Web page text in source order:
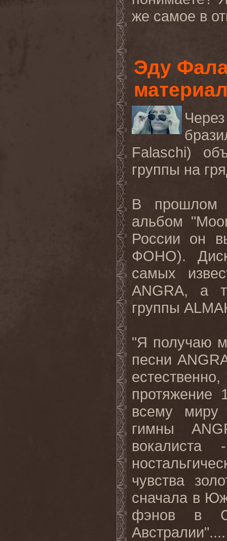
же самое в
Эду
Falaschi)
группы на
В прошлом
альбом "
России он
ФОНО). Диск
самых
ANGRA, а
группы
"Я получаю
песни
всему миру
гимны
чувства
сначала в
фэнов в